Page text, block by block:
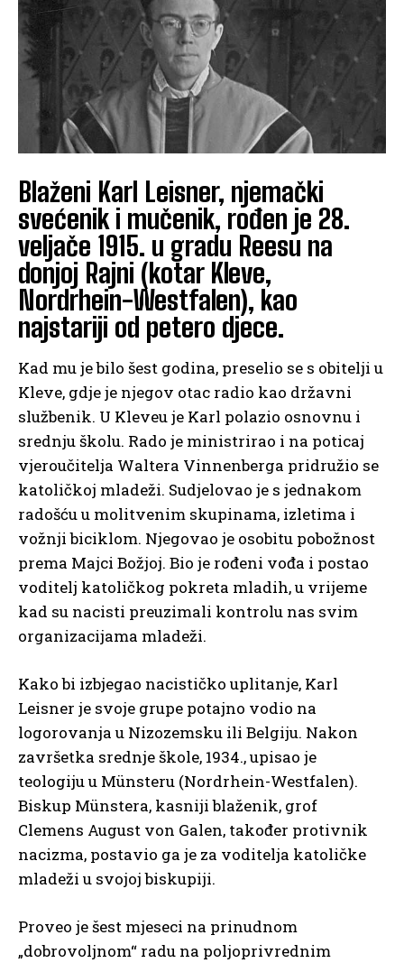
Blaženi Karl Leisner, njemački
svećenik i mučenik, rođen je 28.
veljače 1915. u gradu Reesu na
donjoj Rajni (kotar Kleve,
Nordrhein-Westfalen), kao
najstariji od petero djece.
Kad mu je bilo šest godina, preselio se s obitelji u
Kleve, gdje je njegov otac radio kao državni
službenik. U Kleveu je Karl polazio osnovnu i
srednju školu. Rado je ministrirao i na poticaj
vjeroučitelja Waltera Vinnenberga pridružio se
katoličkoj mladeži. Sudjelovao je s jednakom
radošću u molitvenim skupinama, izletima i
vožnji biciklom. Njegovao je osobitu pobožnost
prema Majci Božjoj. Bio je rođeni vođa i postao
voditelj katoličkog pokreta mladih, u vrijeme
kad su nacisti preuzimali kontrolu nas svim
organizacijama mladeži.
Kako bi izbjegao nacističko uplitanje, Karl
Leisner je svoje grupe potajno vodio na
logorovanja u Nizozemsku ili Belgiju. Nakon
završetka srednje škole, 1934., upisao je
teologiju u Münsteru (Nordrhein-Westfalen).
Biskup Münstera, kasniji blaženik, grof
Clemens August von Galen, također protivnik
nacizma, postavio ga je za voditelja katoličke
mladeži u svojoj biskupiji.
Proveo je šest mjeseci na prinudnom
„dobrovoljnom“ radu na poljoprivrednim